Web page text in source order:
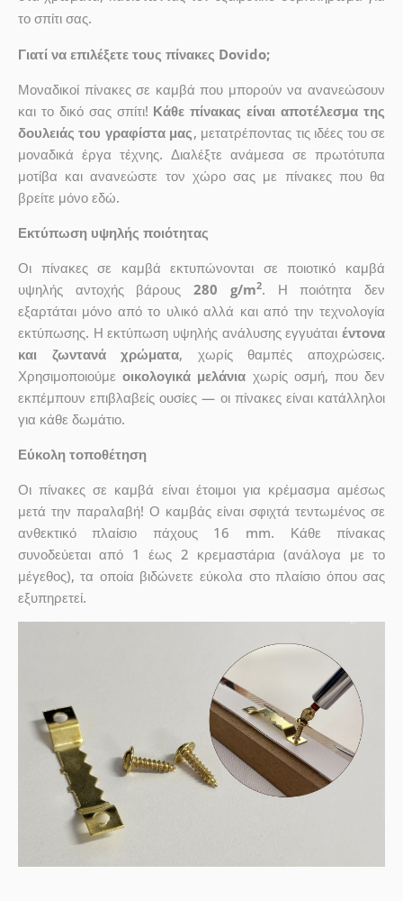
το σπίτι σας.
Γιατί να επιλέξετε τους πίνακες Dovido;
Μοναδικοί πίνακες σε καμβά που μπορούν να ανανεώσουν
και το δικό σας σπίτι! Κάθε πίνακας είναι αποτέλεσμα της
δουλειάς του γραφίστα μας, μετατρέποντας τις ιδέες του σε
μοναδικά έργα τέχνης. Διαλέξτε ανάμεσα σε πρωτότυπα
μοτίβα και ανανεώστε τον χώρο σας με πίνακες που θα
βρείτε μόνο εδώ.
Εκτύπωση υψηλής ποιότητας
Οι πίνακες σε καμβά εκτυπώνονται σε ποιοτικό καμβά
υψηλής αντοχής βάρους280 g/m2. Η ποιότητα δεν
εξαρτάται μόνο από το υλικό αλλά και από την τεχνολογία
εκτύπωσης. Η εκτύπωση υψηλής ανάλυσης εγγυάταιέντονα
και ζωντανά χρώματα, χωρίς θαμπές αποχρώσεις.
Χρησιμοποιούμεοικολογικά μελάνια χωρίς οσμή, που δεν
εκπέμπουν επιβλαβείς ουσίες — οι πίνακες είναι κατάλληλοι
για κάθε δωμάτιο.
Εύκολη τοποθέτηση
Οι πίνακες σε καμβά είναι έτοιμοι για κρέμασμα αμέσως
μετά την παραλαβή! Ο καμβάς είναι σφιχτά τεντωμένος σε
ανθεκτικό πλαίσιο πάχους 16 mm. Κάθε πίνακας
συνοδεύεται από 1 έως 2 κρεμαστάρια (ανάλογα με το
μέγεθος), τα οποία βιδώνετε εύκολα στο πλαίσιο όπου σας
εξυπηρετεί.